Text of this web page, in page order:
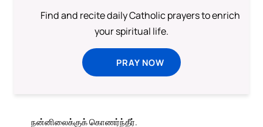
Find and recite daily Catholic prayers to enrich
your spiritual life.
PRAY NOW
நன்னிலைக்குக் கொணர்ந்தீர்.